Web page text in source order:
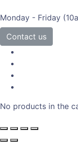
Monday - Friday
Contact us
No products in the